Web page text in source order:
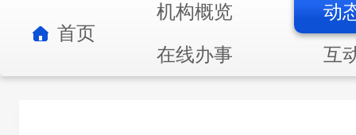
首页
机构概览
动
在线办事
互